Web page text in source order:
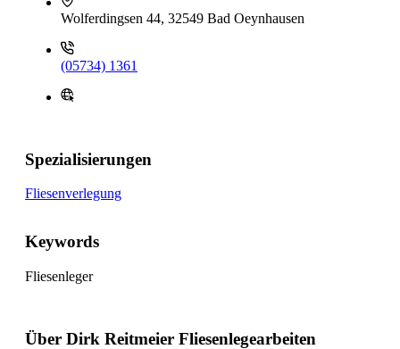
Wolferdingsen 44, 32549 Bad Oeynhausen
(05734) 1361
Spezialisierungen
Fliesenverlegung
Keywords
Fliesenleger
Über Dirk Reitmeier Fliesenlegearbeiten